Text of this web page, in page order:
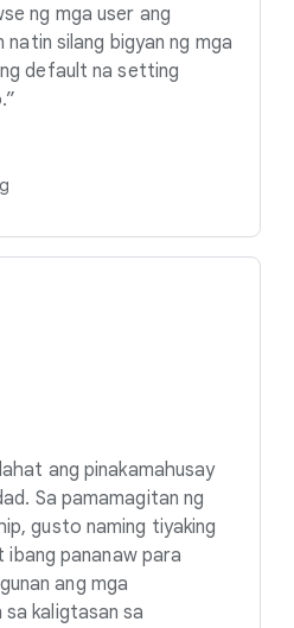
ng mga user ang
silang bigyan ng mga
default na setting
ang pinakamahusay
Sa pamamagitan ng
gusto naming tiyaking
ibang pananaw para
ang mga
sa kaligtasan sa